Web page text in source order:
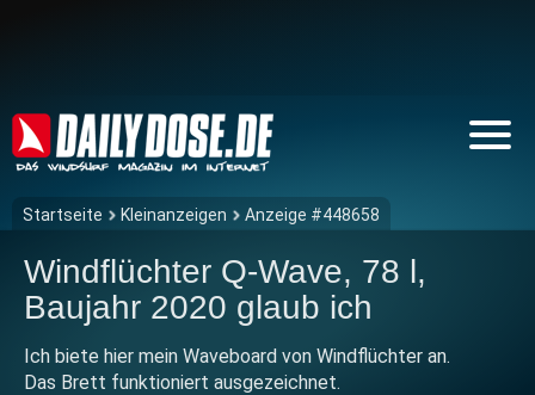
Startseite Kleinanzeigen Anzeige #448658
Windflüchter Q-Wave, 78 l,
Baujahr 2020 glaub ich
Ich biete hier mein Waveboard von Windflüchter an.
Das Brett funktioniert ausgezeichnet.